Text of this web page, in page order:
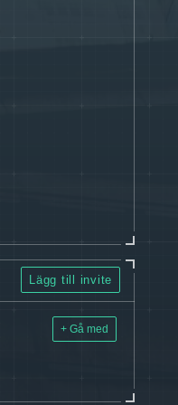
Lägg till invite
+ Gå med